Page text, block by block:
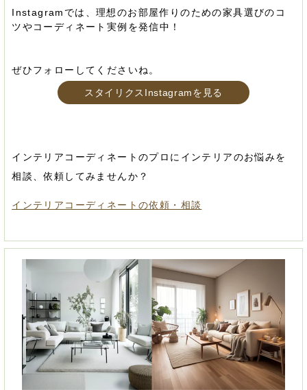
Instagramでは、理想のお部屋作りのための家具選びのコ
ツやコーディネート実例を発信中！
ぜひフォローしてくださいね。
スタイリクスInstagramを見る
インテリアコーディネートのプロにインテリアのお悩みを
相談、依頼してみませんか？
インテリアコーディネートの依頼・相談